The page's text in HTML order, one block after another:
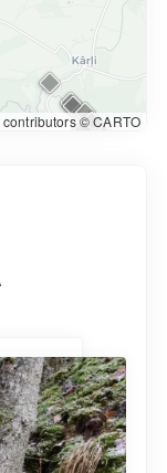
© CARTO